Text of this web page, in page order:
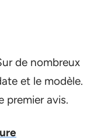
de nombreux
et le modèle.
premier avis.